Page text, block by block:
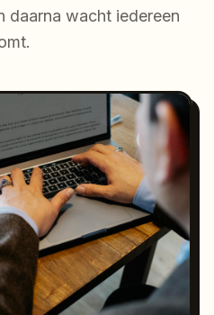
daarna wacht iedereen